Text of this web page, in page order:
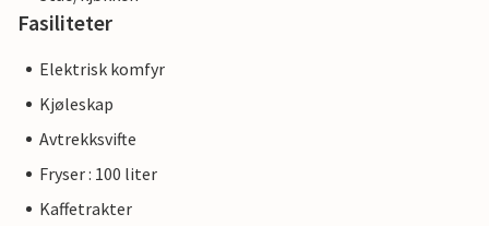
Fasiliteter
Elektrisk komfyr
Kjøleskap
Avtrekksvifte
Fryser : 100 liter
Kaffetrakter